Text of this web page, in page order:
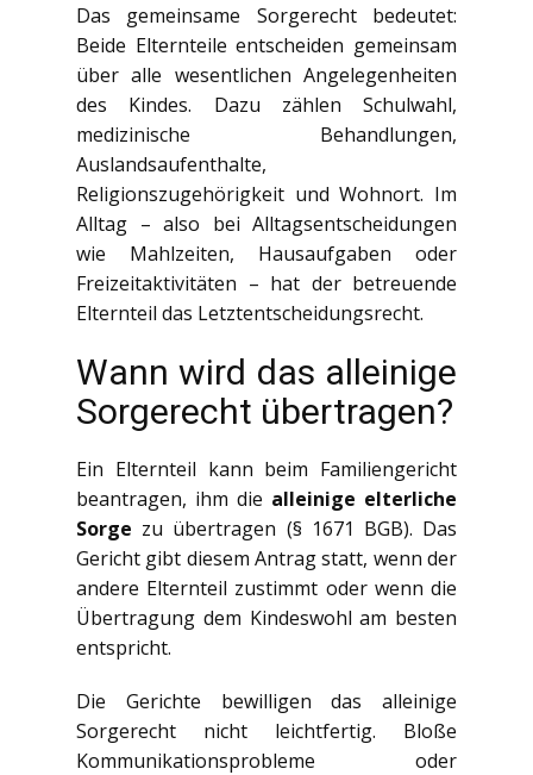
Das gemeinsame Sorgerecht bedeutet:
Beide Elternteile entscheiden gemeinsam
über alle wesentlichen Angelegenheiten
des Kindes. Dazu zählen Schulwahl,
medizinische Behandlungen,
Auslandsaufenthalte,
Religionszugehörigkeit und Wohnort. Im
Alltag – also bei Alltagsentscheidungen
wie Mahlzeiten, Hausaufgaben oder
Freizeitaktivitäten – hat der betreuende
Elternteil das Letztentscheidungsrecht.
Wann wird das alleinige
Sorgerecht übertragen?
Ein Elternteil kann beim Familiengericht
beantragen, ihm die alleinige elterliche
Sorge zu übertragen (§ 1671 BGB). Das
Gericht gibt diesem Antrag statt, wenn der
andere Elternteil zustimmt oder wenn die
Übertragung dem Kindeswohl am besten
entspricht.
Die Gerichte bewilligen das alleinige
Sorgerecht nicht leichtfertig. Bloße
Kommunikationsprobleme oder